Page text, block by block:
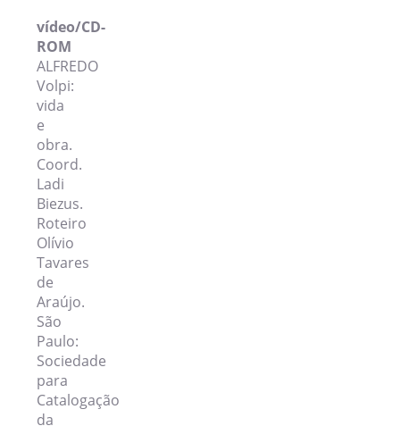
vídeo/CD-
ROM
ALFREDO
Volpi:
vida
e
obra.
Coord.
Ladi
Biezus.
Roteiro
Olívio
Tavares
de
Araújo.
São
Paulo:
Sociedade
para
Catalogação
da